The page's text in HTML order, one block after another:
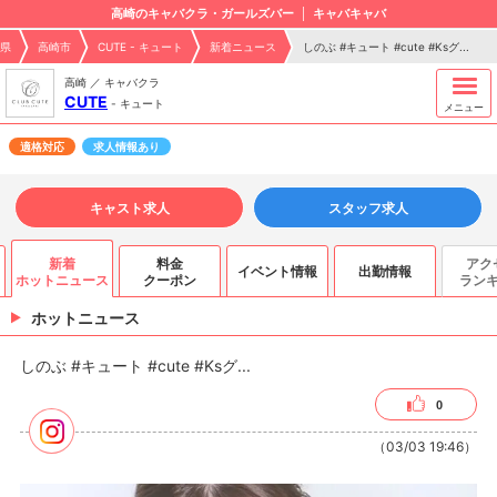
高崎のキャバクラ・ガールズバー キャバキャバ
高崎市 CUTE - キュート 新着ニュース しのぶ #キュート #cute #Ksグ...
高崎 ／ キャバクラ
CUTE - キュート メニュー
適格対応 求人情報あり
キャスト求人 スタッフ求人
新着
ホットニュース
料金
クーポン
イベント情報 出勤情報
アク
ラン
ホットニュース
しのぶ #キュート #cute #Ksグ...
0
（03/03 19:46）